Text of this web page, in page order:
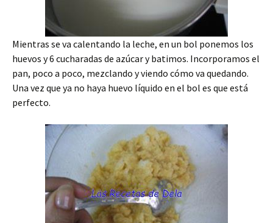
Mientras se va calentando la leche, en un bol ponemos los
huevos y 6 cucharadas de azúcar y batimos. Incorporamos el
pan, poco a poco, mezclando y viendo cómo va quedando.
Una vez que ya no haya huevo líquido en el bol es que está
perfecto.